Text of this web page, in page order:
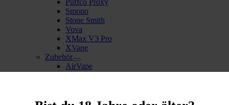
Smono
Stone Smith
Vova
XMax V3 Pro
XVape
Zubehör
AirVape
Pax 3